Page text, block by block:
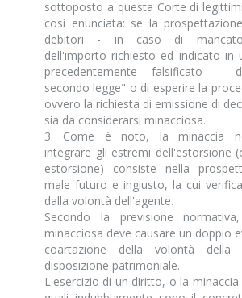
sottoposto a questa Corte di
così enunciata: se la
debitori - in caso di mancato
dell'importo richiesto ed indicato in
precedentemente falsificato -
secondo legge" o di esperire la
ovvero la richiesta di emissione di
sia da considerarsi minacciosa.
3. Come è noto, la minaccia
integrare gli estremi dell'estorsione
estorsione) consiste nella
male futuro e ingiusto, la cui
dalla volontà dell'agente.
Secondo la previsione
minacciosa deve causare un doppio
coartazione della volontà
disposizione patrimoniale.
L'esercizio di un diritto, o la